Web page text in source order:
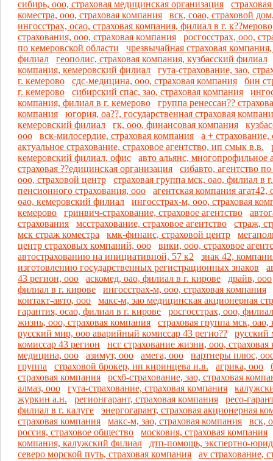
сибирь, ооо, страховая медицинская организация
коместра, ооо, страховая компания
вск, соао, страховой
ингосстрах, осао, страховая компания, филиал в г. к??мерово
страхования, ооо, страховая компания
росгосстрах, ооо,
по кемеровской области
чрезвычайная страховая
филиал
геополис, страховая компания, кузбасский филиал
компания, кемеровский филиал
гута-страхование, зао,
г. кемерово
сдс-медицина, ооо, страховая компания
бин
г. кемерово
сибирский спас, зао, страховая компания
компания, филиал в г. кемерово
группа ренессан??
компания
югория, оа??, государственная страховая
кемеровский филиал
гк, ооо, финансовая компания
ооо
вск-милосердие, страховая компания
а + страхование,
актуальное страхование, страховое агентство, ип смык в.в.
кемеровский филиал, офис
авто альянс, многопрофильное
страховая ??едицинская организация
сибавто, агентство
ооо, страховой центр
страховая группа мск, оао, филиал в
пенсионного страхования, ооо
агентская компания агат42,
оао, кемеровский филиал
ингосстрах-м, ооо, страховая
кемерово
гринвич-страхование, страховое агентство
страхования
мсстрахование, страховое агентство
страж,
мск страж коместра
кмк-финанс, страховой центр
центр страховых компаний, ооо
вики, ооо, страховое
автострахованию на инициативной, 57 к2
знак 42,
изготовлению государственных регистрационных знаков
43 регион, ооо
аскомед, оао, филиал в г. кирове
драйв, ооо
филиал в г. кирове
ингосстрах-м, ооо, страховая компания
контакт-авто, ооо
макс-м, зао медицинская акционерная
гарантия, осао, филиал в г. кирове
росгосстрах, ооо,
жизнь, ооо, страховая компания
страховая группа мск,
русский мир, ооо аварийный комиссар 43 регио??
русский
комиссар 43 регион
нсг страхование жизни, ооо,
медицина, ооо
азимут, ооо амега, ооо
партнеры плюс,
группа
страховой брокер, ип киринцева и.в. агрика, ооо
страховая компания
рсхб-страхование, зао, страховая
алмаз, ооо
гута-страхование, страховая компания
журкин а.н.
регионгарант, страховая компания
ресо-
филиал в г. калуге
энергогарант, страховая акционерная
страховая компания
макс-м, зао, страховая компания
вск,
россия, страховое общество
московия, страховая компания
компания, калужский филиал
дтп-помощь, экспертно-
северо морской путь, страховая компания
av страхование,